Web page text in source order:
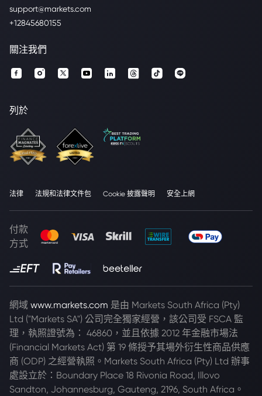
support@markets.com
+12845680155
關注我們
列於
法律 法規和法律文件包 Cookie 披露聲明 安全上網
付款
方式
網域 www.markets.com 是由 Markets South Africa (Pty)
Ltd ("Markets SA") 公司完全獨家經營，該公司受 FSCA 監
理，執照證號為： 46860，並且依據 2012 年金融市場法
(Financial Markets Act) 第 19 條授予其場外衍生性商品供應
商 (ODP) 之經營執照。Markets South Africa (Pty) Ltd 辦事
處設立於：Boundary Place 18 Rivonia Road, Illovo
Sandton, Johannesburg, Gauteng, 2196, South Africa。